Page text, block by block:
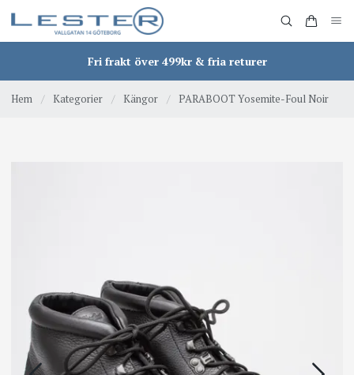
Fri frakt över 499kr & fria returer
Hem / Kategorier / Kängor / PARABOOT Yosemite-Foul Noir